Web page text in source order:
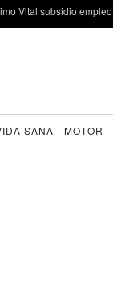
Vital subsidio empleo
SANA MOTOR